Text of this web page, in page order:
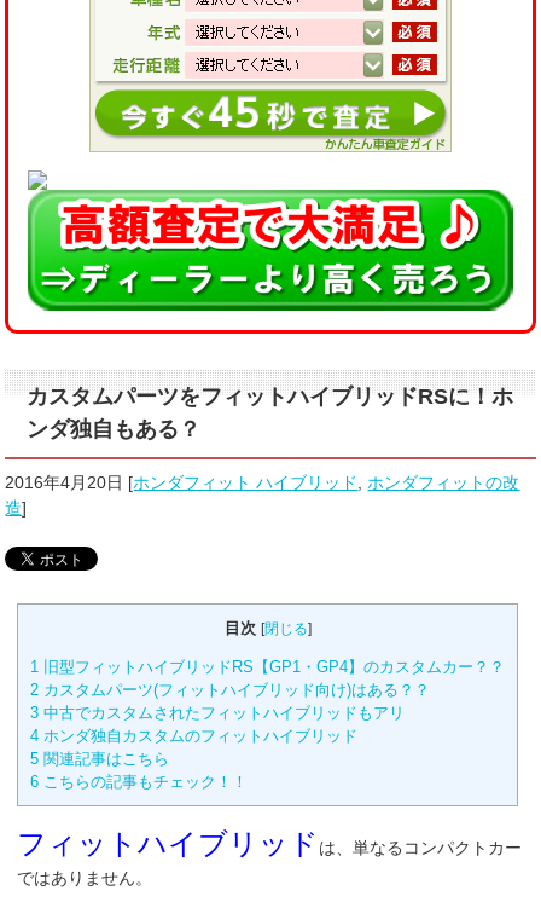
カスタムパーツをフィットハイブリッドRSに！ホ
ンダ独自もある？
2016年4月20日 [ホンダフィット ハイブリッド
ホンダフィットの改
造]
目次 [閉じる]
1 旧型フィットハイブリッドRS【GP1・GP4】のカスタムカー？？
2 カスタムパーツ(フィットハイブリッド向け)はある？？
3 中古でカスタムされたフィットハイブリッドもアリ
4 ホンダ独自カスタムのフィットハイブリッド
5 関連記事はこちら
6 こちらの記事もチェック！！
フィットハイブリッド は、単なるコンパクトカー
ではありません。